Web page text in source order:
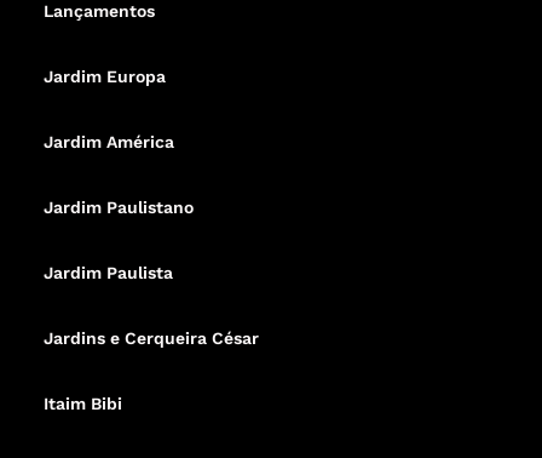
Lançamentos
Jardim Europa
Jardim América
Jardim Paulistano
Jardim Paulista
Jardins e Cerqueira César
Itaim Bibi